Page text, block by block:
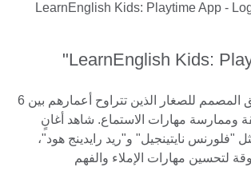
استعن بهذا التطبيق المصمم للصغار الذين تتراوح أعمارهم بين 6
الثقة وممارسة مهارات الاستماع. شاهد أغانٍ
نايتينجيل" و"ريد رايدينج هود"،
لتحسين مهارات الإملاء والفهم